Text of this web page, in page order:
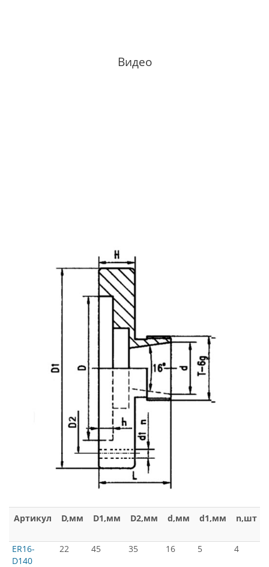
Видео
Артикул D,мм D1,мм D2,мм d,мм d1,мм n,шт
ER16-
D140
22 45 35 16 5 4